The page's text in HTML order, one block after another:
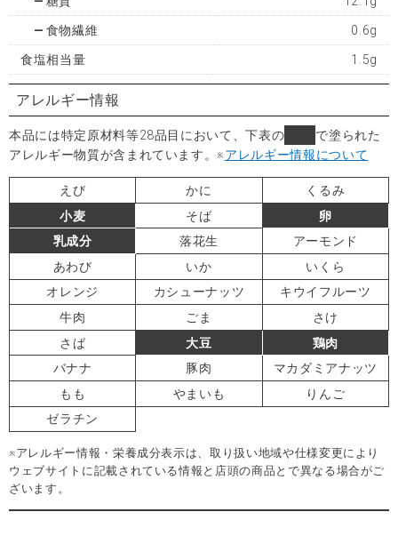
食物繊維 0.6g
食塩相当量 1.5g
アレルギー情報
本品には特定原材料等28品目において、下表の
で塗られた
アレルギー物質が含まれています。※アレルギー情報について
えび かに
くるみ
小麦
そば
卵
乳成分
落花生
アーモンド
あわび
いか
いくら
オレンジ
カシューナッツ
キウイフルーツ
牛肉
ごま
さけ
さば
大豆
鶏肉
バナナ
豚肉
マカダミアナッツ
もも
やまいも
りんご
ゼラチン
※アレルギー情報・栄養成分表示は、取り扱い地域や仕様変更により
ウェブサイトに記載されている情報と店頭の商品とで異なる場合がご
ざいます。